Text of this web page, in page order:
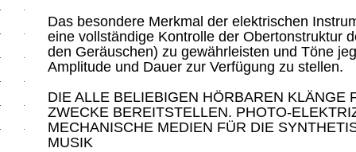
Das besondere Merkmal der elektrischen
eine vollständige Kontrolle der Obertonstruktur
den Geräuschen) zu gewährleisten und Töne
Amplitude und Dauer zur Verfügung zu stellen.
DIE ALLE BELIEBIGEN HÖRBAREN KLÄNGE
ZWECKE BEREITSTELLEN. PHOTO-
MECHANISCHE MEDIEN FÜR DIE
MUSIK